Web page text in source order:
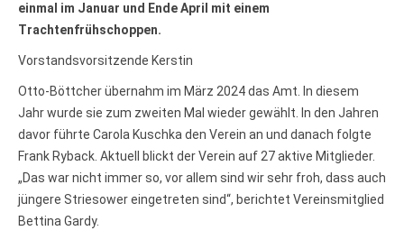
einmal im Januar und Ende April mit einem
Trachtenfrühschoppen.
Vorstandsvorsitzende Kerstin
Otto-Böttcher übernahm im März 2024 das Amt. In diesem
Jahr wurde sie zum zweiten Mal wieder gewählt. In den Jahren
davor führte Carola Kuschka den Verein an und danach folgte
Frank Ryback. Aktuell blickt der Verein auf 27 aktive Mitglieder.
„Das war nicht immer so, vor allem sind wir sehr froh, dass auch
jüngere Striesower eingetreten sind“, berichtet Vereinsmitglied
Bettina Gardy.
cełe wudaśe k lazowanju
online
fotografije woglědaś,
artikele komentěrowaś
wót 14,40 € na lěto (za
wudaśa jano 9 €)
Nowy Casnik online